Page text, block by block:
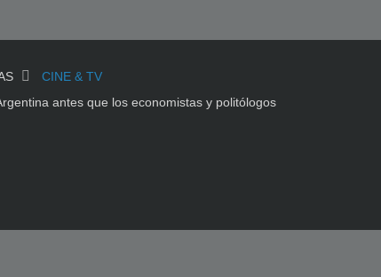
CINE & TV
antes que los economistas y politólogos